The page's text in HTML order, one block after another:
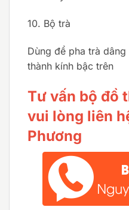
10. Bộ trà
Dùng để pha trà
thành kính bậc trên
Tư vấn bộ đồ
vui lòng liên
Phương